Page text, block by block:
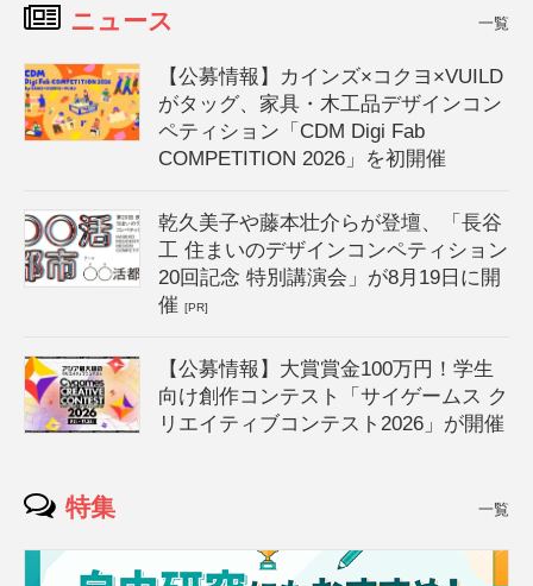
ニュース 一覧
【公募情報】カインズ×コクヨ×VUILD
がタッグ、家具・木工品デザインコン
ペティション「CDM Digi Fab
COMPETITION 2026」を初開催
乾久美子や藤本壮介らが登壇、「長谷
工 住まいのデザインコンペティション
20回記念 特別講演会」が8月19日に開
催[PR]
【公募情報】大賞賞金100万円！学生
向け創作コンテスト「サイゲームス ク
リエイティブコンテスト2026」が開催
特集 一覧